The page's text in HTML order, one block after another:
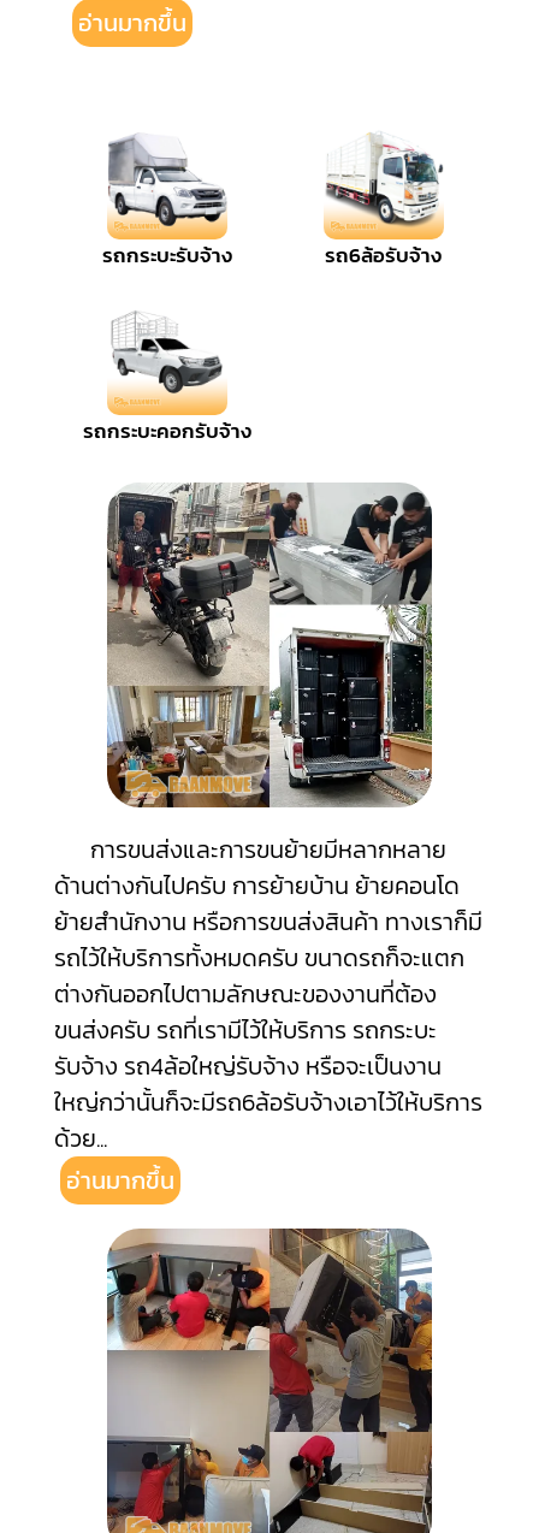
อ่านมากขึ้น
รถกระบะรับจ้าง รถ6ล้อรับจ้าง
รถกระบะคอกรับจ้าง
การขนส่งและการขนย้ายมีหลากหลาย
ด้านต่างกันไปครับ การย้ายบ้าน ย้ายคอนโด
ย้ายสำนักงาน หรือการขนส่งสินค้า ทางเราก็มี
รถไว้ให้บริการทั้งหมดครับ ขนาดรถก็จะแตก
ต่างกันออกไปตามลักษณะของงานที่ต้อง
ขนส่งครับ รถที่เรามีไว้ให้บริการ รถกระบะ
รับจ้าง รถ4ล้อใหญ่รับจ้าง หรือจะเป็นงาน
ใหญ่กว่านั้นก็จะมีรถ6ล้อรับจ้างเอาไว้ให้บริการ
ด้วย...
อ่านมากขึ้น